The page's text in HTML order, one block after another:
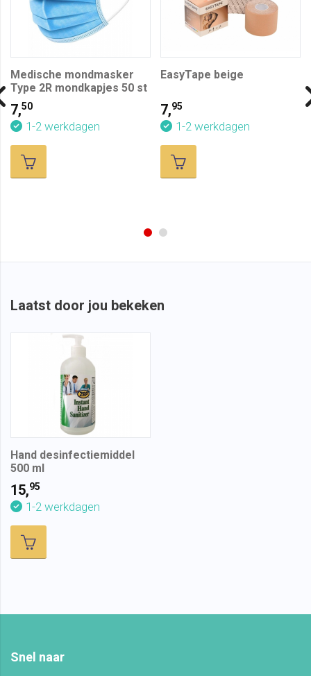
Medische mondmasker
Type 2R mondkapjes 50 st
7,50
1-2 werkdagen
EasyTape beige
7,95
1-2 werkdagen
Laatst door jou bekeken
Hand desinfectiemiddel
500 ml
15,95
1-2 werkdagen
Snel naar